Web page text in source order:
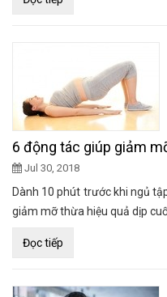
6 động tác giúp giảm
Jul 30, 2018
Dành 10 phút trước khi ngủ
giảm mỡ thừa hiệu quả dịp
Đọc tiếp